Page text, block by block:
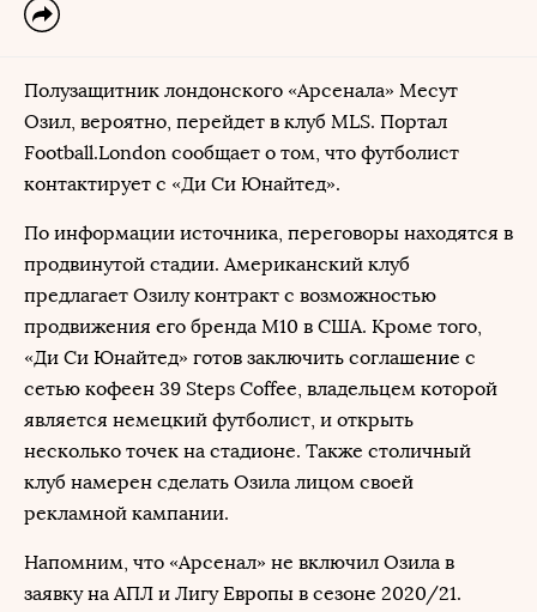
Полузащитник лондонского «Арсенала» Месут
Озил, вероятно, перейдет в клуб MLS. Портал
Football.London сообщает о том, что футболист
контактирует с «Ди Си Юнайтед».
По информации источника, переговоры находятся в
продвинутой стадии. Американский клуб
предлагает Озилу контракт с возможностью
продвижения его бренда М10 в США. Кроме того,
«Ди Си Юнайтед» готов заключить соглашение с
сетью кофеен 39 Steps Coffee, владельцем которой
является немецкий футболист, и открыть
несколько точек на стадионе. Также столичный
клуб намерен сделать Озила лицом своей
рекламной кампании.
Напомним, что «Арсенал» не включил Озила в
заявку на АПЛ и Лигу Европы в сезоне 2020/21.